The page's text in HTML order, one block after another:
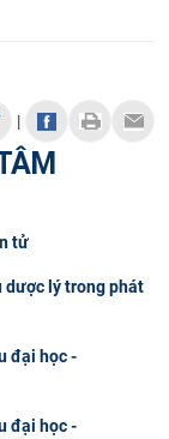
|
tử
dược lý trong phát
đại học -
đại học -